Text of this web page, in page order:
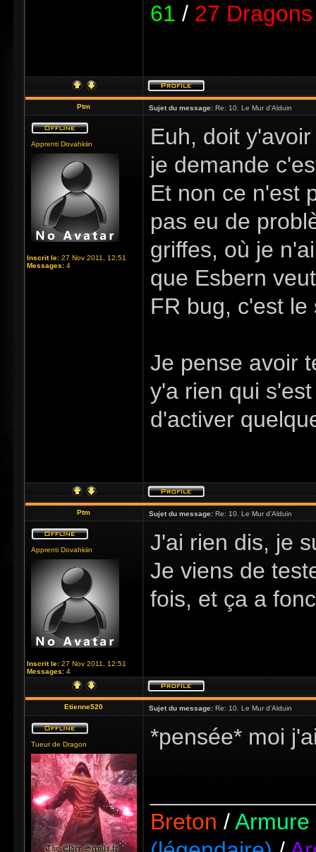
61 / 27
Ptm Sujet du message: Re: 10. Le Mur d'Alduin
Apprenti Dovahkiin
Inscrit le: 27 Nov 2011, 12:51
Messages: 4
Euh, doit
je demande
Et non ce n'est
pas eu de
griffes, où je
que Esbern
FR bug, c'est
Je pense avoir
y'a rien qui
d'activer
Ptm Sujet du message: Re: 10. Le Mur d'Alduin
Apprenti Dovahkiin
Inscrit le: 27 Nov 2011, 12:51
Messages: 4
J'ai rien dis, je
Je viens de
fois, et ça a
Etienne520 Sujet du message: Re: 10. Le Mur d'Alduin
Tueur de Dragon *pensée* moi
Breton /Armure